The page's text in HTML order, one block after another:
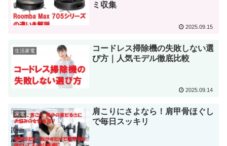
ミ収集
2025.09.15
生活家電
コードレス掃除機の失敗しない選
び方｜人気モデル徹底比較
2025.09.14
家電
肩こりにさよなら！肩甲骨ほぐし
で毎日スッキリ